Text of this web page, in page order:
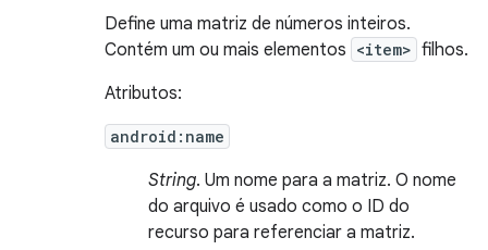
Define uma matriz de números inteiros.
Contém um ou mais elementos <item> filhos.
Atributos:
android:name
String. Um nome para a matriz. O nome
do arquivo é usado como o ID do
recurso para referenciar a matriz.